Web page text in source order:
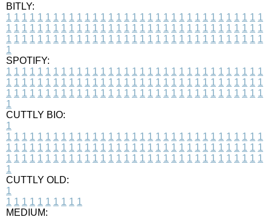
BITLY:
1 1 1 1 1 1 1 1 1 1 1 1 1 1 1 1 1 1 1 1 1 1 1 1 1 1 1 1 1 1 1 1 1
1 1 1 1 1 1 1 1 1 1 1 1 1 1 1 1 1 1 1 1 1 1 1 1 1 1 1 1 1 1 1 1 1
1 1 1 1 1 1 1 1 1 1 1 1 1 1 1 1 1 1 1 1 1 1 1 1 1 1 1 1 1 1 1 1 1
1
SPOTIFY:
1 1 1 1 1 1 1 1 1 1 1 1 1 1 1 1 1 1 1 1 1 1 1 1 1 1 1 1 1 1 1 1 1
1 1 1 1 1 1 1 1 1 1 1 1 1 1 1 1 1 1 1 1 1 1 1 1 1 1 1 1 1 1 1 1 1
1 1 1 1 1 1 1 1 1 1 1 1 1 1 1 1 1 1 1 1 1 1 1 1 1 1 1 1 1 1 1 1 1
1
CUTTLY BIO:
1
1 1 1 1 1 1 1 1 1 1 1 1 1 1 1 1 1 1 1 1 1 1 1 1 1 1 1 1 1 1 1 1 1
1 1 1 1 1 1 1 1 1 1 1 1 1 1 1 1 1 1 1 1 1 1 1 1 1 1 1 1 1 1 1 1 1
1 1 1 1 1 1 1 1 1 1 1 1 1 1 1 1 1 1 1 1 1 1 1 1 1 1 1 1 1 1 1 1 1
1
CUTTLY OLD:
1
1 1 1 1 1 1 1 1 1 1
MEDIUM: